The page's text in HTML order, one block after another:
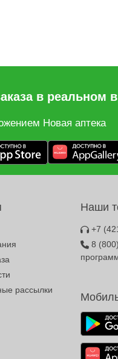
в реальном
Новая аптека
рассылки
Наши
+7
8